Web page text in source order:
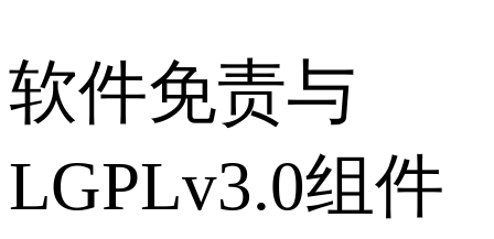
软件免责与
LGPLv3.0组件